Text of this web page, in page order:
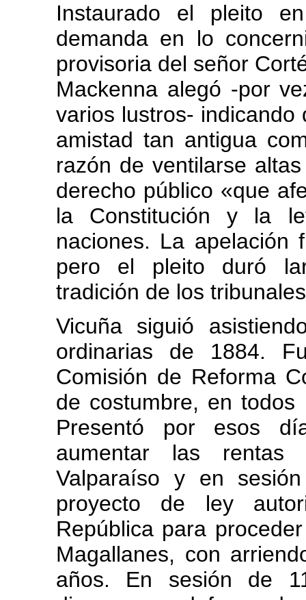
Instaurado el pleito
demanda en lo
provisoria del señor
Mackenna alegó -por
varios lustros-
amistad tan antigua
razón de ventilarse
derecho público «que
la Constitución y la
naciones. La apelación
pero el pleito duró
tradición de los
Vicuña siguió
ordinarias de 1884.
Comisión de Reforma
de costumbre, en
Presentó por esos
aumentar las rentas
Valparaíso y en
proyecto de ley
República para
Magallanes, con
años. En sesión de